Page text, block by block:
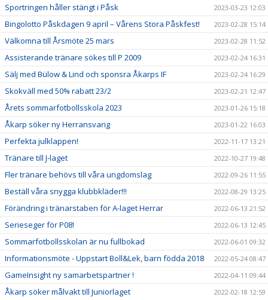
Sportringen håller stängt i Påsk 2023-03-23 12:03
Bingolotto Påskdagen 9 april – Vårens Stora Påskfest! 2023-02-28 15:14
Välkomna till Årsmöte 25 mars 2023-02-28 11:52
Assisterande tränare sökes till P 2009 2023-02-24 16:31
Sälj med Bülow & Lind och sponsra Åkarps IF 2023-02-24 16:29
Skokväll med 50% rabatt 23/2 2023-02-21 12:47
Årets sommarfotbollsskola 2023 2023-01-26 15:18
Åkarp söker ny Herransvarig 2023-01-22 16:03
Perfekta julklappen! 2022-11-17 13:21
Tränare till J-laget 2022-10-27 19:48
Fler tränare behövs till våra ungdomslag 2022-09-26 11:55
Beställ våra snygga klubbkläder!!! 2022-08-29 13:25
Förändring i tränarstaben för A-laget Herrar 2022-06-13 21:52
Serieseger för P08! 2022-06-13 12:45
Sommarfotbollsskolan är nu fullbokad 2022-06-01 09:32
Informationsmöte - Uppstart Boll&Lek, barn födda 2018 2022-05-24 08:47
GameInsight ny samarbetspartner ! 2022-04-11 09:44
Åkarp söker målvakt till Juniorlaget 2022-02-18 12:59